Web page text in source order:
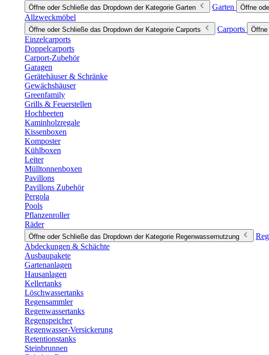
Öffne oder Schließe das Dropdown der Kategorie Garten Garten Öffne
Allzweckmöbel
Öffne oder Schließe das Dropdown der Kategorie Carports Carports Öffne
Einzelcarports
Doppelcarports
Carport-Zubehör
Garagen
Gerätehäuser & Schränke
Gewächshäuser
Greenfamily
Grills & Feuerstellen
Hochbeeten
Kaminholzregale
Kissenboxen
Komposter
Kühlboxen
Leiter
Mülltonnenboxen
Pavillons
Pavillons Zubehör
Pergola
Pools
Pflanzenroller
Räder
Öffne oder Schließe das Dropdown der Kategorie Regenwassernutzung
Abdeckungen & Schächte
Ausbaupakete
Gartenanlagen
Hausanlagen
Kellertanks
Löschwassertanks
Regensammler
Regenwassertanks
Regenspeicher
Regenwasser-Versickerung
Retentionstanks
Steinbrunnen